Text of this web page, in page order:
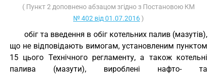
( Пункт 2 доповнено абзацом згідно з Постановою КМ
№ 402 від 01.07.2016)
обіг та введення в обіг котельних палив (мазутів),
що не відповідають вимогам, установленим пунктом
15 цього Технічного регламенту, а також котельні
палива (мазути), вироблені нафто- та